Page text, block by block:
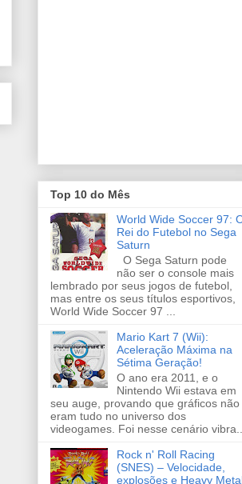
Top 10 do Mês
World Wide Soccer 97:
Rei do Futebol no Sega
Saturn
O Sega Saturn pode
não ser o console mais
lembrado por seus jogos de futebol,
mas entre os seus títulos esportivos,
World Wide Soccer 97 ...
Mario Kart 7 (Wii):
Aceleração Máxima na
Sétima Geração!
O ano era 2011, e o
Nintendo Wii estava em
seu auge, provando que gráficos não
eram tudo no universo dos
videogames. Foi nesse cenário vibra...
Rock n' Roll Racing
(SNES) – Velocidade,
explosões e Heavy